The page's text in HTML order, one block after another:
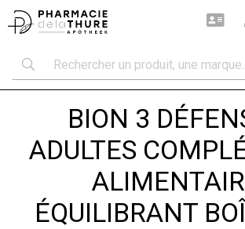
BION 3
ADULTES
ÉQUILIBRANT